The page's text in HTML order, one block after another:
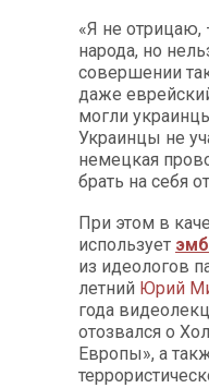
«Я не отрицаю,
народа, но
совершении
даже
могли
Украинцы не
немецкая
брать на себя
При этом в
использует
из идеологов
летний Юрий
года
отозвался о
Европы», а